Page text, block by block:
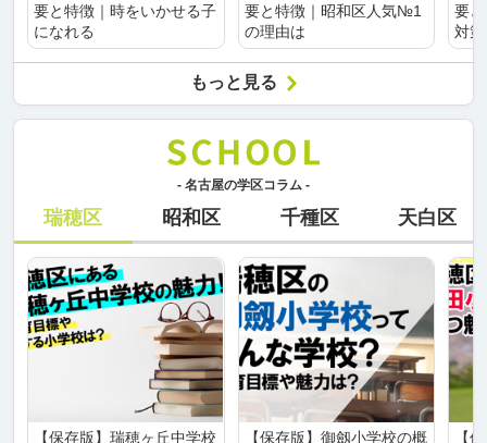
要と特徴｜時をいかせる子
になれる
要と特徴｜昭和区人気№1
の理由は
要
対
もっと見る
- 名古屋の学区コラム -
瑞穂区 昭和区 千種区 天白区
【保存版】瑞穂ヶ丘中学校
【保存版】御劔小学校の概
【